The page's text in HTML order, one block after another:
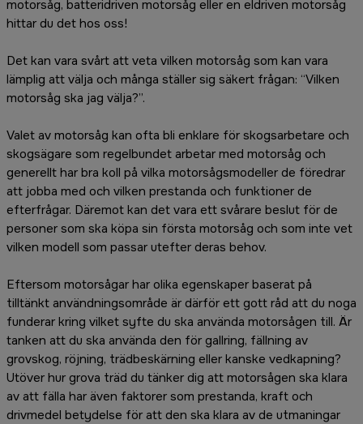
motorsåg, batteridriven motorsåg eller en eldriven motorsåg
hittar du det hos oss!
Det kan vara svårt att veta vilken motorsåg som kan vara
lämplig att välja och många ställer sig säkert frågan: “Vilken
motorsåg ska jag välja?”.
Valet av motorsåg kan ofta bli enklare för skogsarbetare och
skogsägare som regelbundet arbetar med motorsåg och
generellt har bra koll på vilka motorsågsmodeller de föredrar
att jobba med och vilken prestanda och funktioner de
efterfrågar. Däremot kan det vara ett svårare beslut för de
personer som ska köpa sin första motorsåg och som inte vet
vilken modell som passar utefter deras behov.
Eftersom motorsågar har olika egenskaper baserat på
tilltänkt användningsområde är därför ett gott råd att du noga
funderar kring vilket syfte du ska använda motorsågen till. Är
tanken att du ska använda den för gallring, fällning av
grovskog, röjning, trädbeskärning eller kanske vedkapning?
Utöver hur grova träd du tänker dig att motorsågen ska klara
av att fälla har även faktorer som prestanda, kraft och
drivmedel betydelse för att den ska klara av de utmaningar